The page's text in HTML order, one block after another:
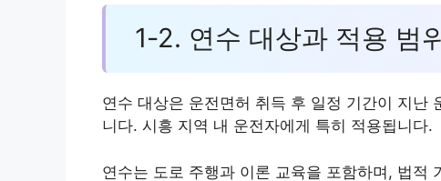
1-2. 연수 대상과 적용 범
연수 대상은 운전면허 취득 후 일정 기간이 지난
니다. 시흥 지역 내 운전자에게 특히 적용됩니다.
연수는 도로 주행과 이론 교육을 포함하며, 법적